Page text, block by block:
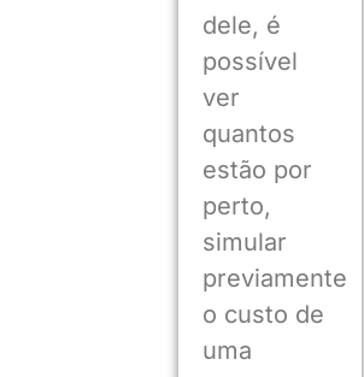
dele, é
possível
ver
quantos
estão por
perto,
simular
previamente
o custo de
uma